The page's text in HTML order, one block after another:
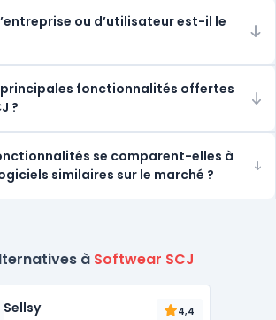
ou d’utilisateur est-il le
principales fonctionnalités offertes
?
se comparent-elles à
similaires sur le marché ?
à Softwear SCJ
Sellsy 4,4